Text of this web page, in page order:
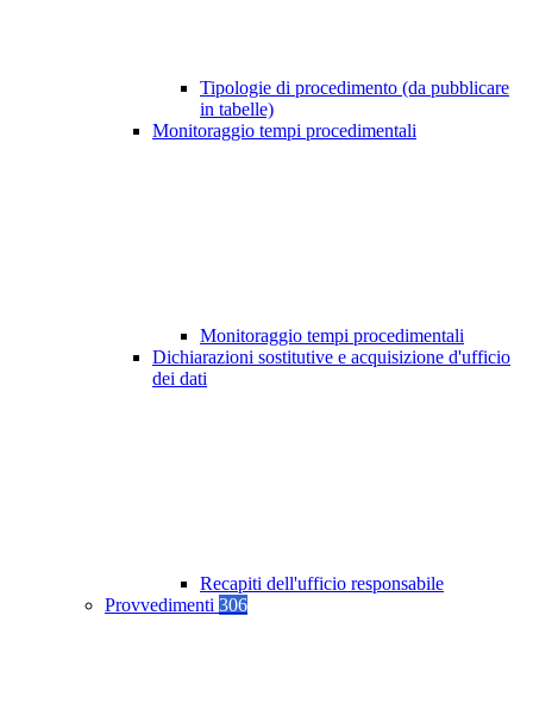
Tipologie di procedimento (da pubblicare
in tabelle)
Monitoraggio tempi procedimentali
Monitoraggio tempi procedimentali
Dichiarazioni sostitutive e acquisizione d'ufficio
dei dati
Recapiti dell'ufficio responsabile
Provvedimenti 306